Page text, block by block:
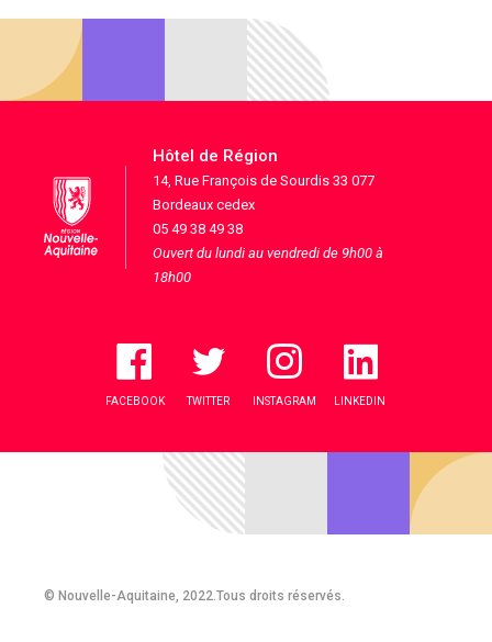
Hôtel de Région
14, Rue François de Sourdis 33 077
Bordeaux cedex
05 49 38 49 38
Ouvert du lundi au vendredi de 9h00 à
18h00
FACEBOOK TWITTER INSTAGRAM LINKEDIN
© Nouvelle-Aquitaine, 2022.Tous droits réservés.